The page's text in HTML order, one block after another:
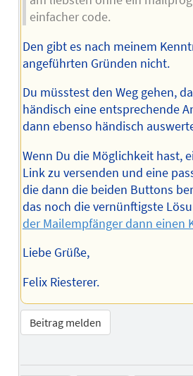
einfacher code.
Den gibt es nach meinem
angeführten Gründen nicht.
Du müsstest den Weg gehen,
händisch eine entsprechende
dann ebenso händisch
Wenn Du die Möglichkeit hast,
Link zu versenden und eine
die dann die beiden Buttons
das noch die vernünftigste
der Mailempfänger dann einen
Liebe Grüße,
Felix Riesterer.
Beitrag melden